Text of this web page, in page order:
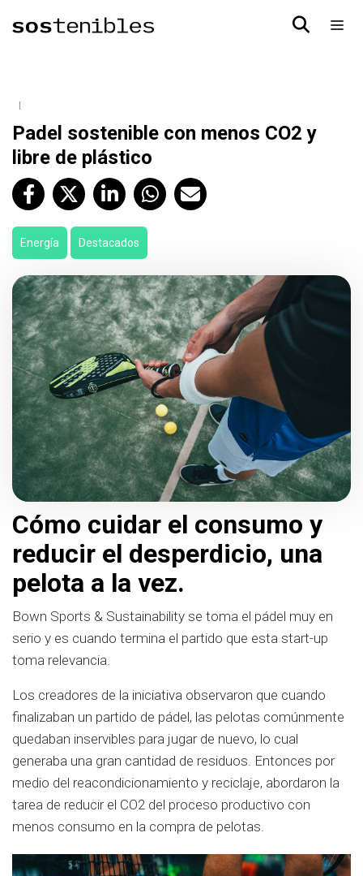
Padel sostenible con menos CO2 y
libre de plástico
Energía Destacados
Cómo cuidar el consumo y
reducir el desperdicio, una
pelota a la vez.
Bown Sports & Sustainability se toma el pádel muy en
serio y es cuando termina el partido que esta start-up
toma relevancia.
Los creadores de la iniciativa observaron que cuando
finalizaban un partido de pádel, las pelotas comúnmente
quedaban inservibles para jugar de nuevo, lo cual
generaba una gran cantidad de residuos. Entonces por
medio del reacondicionamiento y reciclaje, abordaron la
tarea de reducir el CO2 del proceso productivo con
menos consumo en la compra de pelotas.